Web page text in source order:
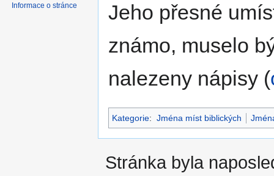
Jeho přesné
známo, muselo
nalezeny nápisy (
Kategorie: Jména míst biblických
Informace o stránce
Stránka byla